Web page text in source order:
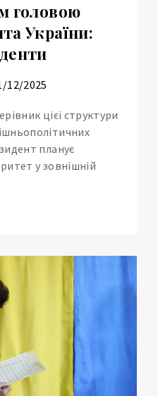
головою
України:
12/2025
цієї структури
планує
у зовнішній